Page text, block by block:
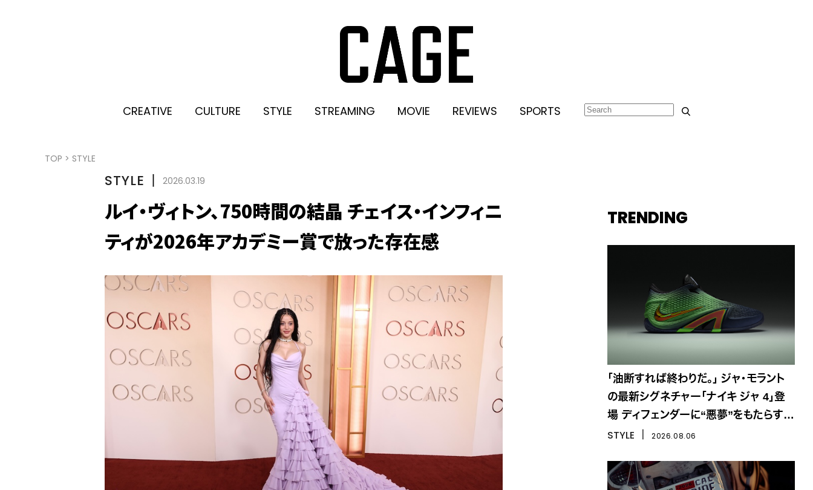
CREATIVE CULTURE STYLE STREAMING MOVIE REVIEWS SPORTS
TOP > STYLE
STYLE 丨 2026.03.19
ルイ・ヴィトン、750時間の結晶 チェイス・インフィニ
ティが2026年アカデミー賞で放った存在感
TRENDING
「油断すれば終わりだ。」 ジャ・モラント
の最新シグネチャー「ナイキ ジャ 4」登
場 ディフェンダーに“悪夢”をもたらす一
足
STYLE 2026.08.06